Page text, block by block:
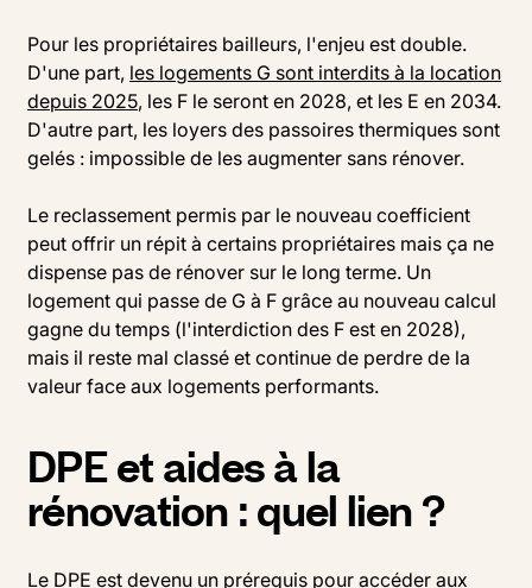
Pour les propriétaires bailleurs, l'enjeu est double.
D'une part, les logements G sont interdits à la location
depuis 2025, les F le seront en 2028, et les E en 2034.
D'autre part, les loyers des passoires thermiques sont
gelés : impossible de les augmenter sans rénover.
Le reclassement permis par le nouveau coefficient
peut offrir un répit à certains propriétaires mais ça ne
dispense pas de rénover sur le long terme. Un
logement qui passe de G à F grâce au nouveau calcul
gagne du temps (l'interdiction des F est en 2028),
mais il reste mal classé et continue de perdre de la
valeur face aux logements performants.
DPE et aides à la
rénovation : quel lien ?
Le DPE est devenu un prérequis pour accéder aux